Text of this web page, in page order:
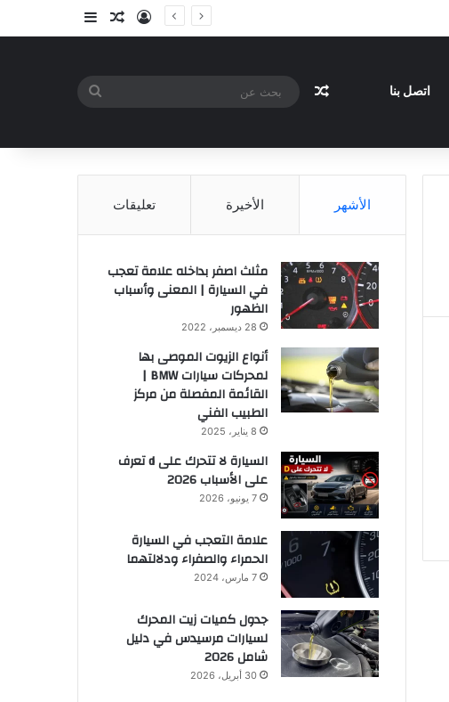
تسجيل الدخول
مقال عشوائي
اتصل بنا مقال عشوائي
الأشهر الأخيرة تعليقات
مثلث اصفر بداخله علامة تعجب
في السيارة | المعنى وأسباب
الظهور
28 ديسمبر، 2022
أنواع الزيوت الموصى بها
لمحركات سيارات BMW |
القائمة المفصلة من مركز
الطبيب الفني
8 يناير، 2025
السيارة لا تتحرك على d تعرف
على الأسباب 2026
7 يونيو، 2026
علامة التعجب في السيارة
الحمراء والصفراء ودلالتهما
7 مارس، 2024
جدول كميات زيت المحرك
لسيارات مرسيدس في دليل
شامل 2026
30 أبريل، 2026